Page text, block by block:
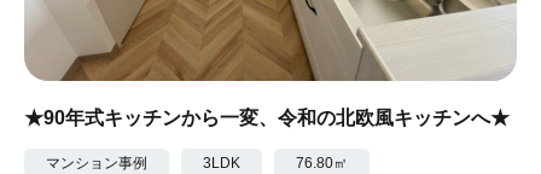
★90年式キッチンから一変、令和の北欧風キッチンへ★
マンション事例 3LDK 76.80㎡